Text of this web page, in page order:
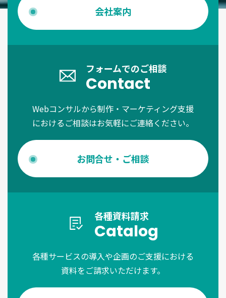
会社案内
フォームでのご相談
Contact
Webコンサルから制作・マーケティング支援
におけるご相談はお気軽にご連絡ください。
お問合せ・ご相談
各種資料請求
Catalog
各種サービスの導入や企画のご支援における
資料をご請求いただけます。